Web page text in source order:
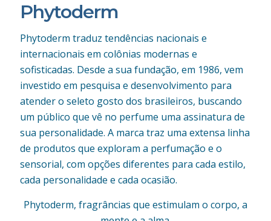
Phytoderm
Phytoderm traduz tendências nacionais e
internacionais em colônias modernas e
sofisticadas. Desde a sua fundação, em 1986, vem
investido em pesquisa e desenvolvimento para
atender o seleto gosto dos brasileiros, buscando
um público que vê no perfume uma assinatura de
sua personalidade. A marca traz uma extensa linha
de produtos que exploram a perfumação e o
sensorial, com opções diferentes para cada estilo,
cada personalidade e cada ocasião.
Phytoderm, fragrâncias que estimulam o corpo, a